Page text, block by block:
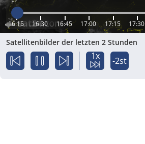
16:15 16:30 16:45 17:00 17:15 17:30
Satellitenbilder der letzten 2 Stunden
1x -2st